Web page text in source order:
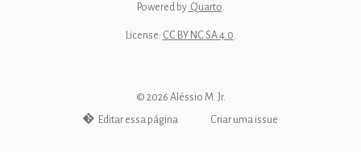
Powered by Quarto
© 2026 Aléssio M. Jr.
Editar essa página
Criar uma issue
License: CC BY NC SA 4.0